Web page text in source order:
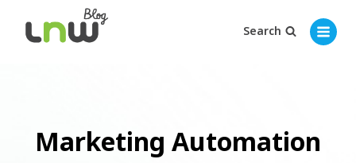
Search
Marketing Automation